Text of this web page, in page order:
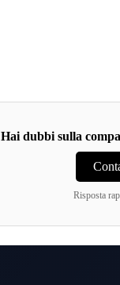
Hai dubbi sulla
Risposta